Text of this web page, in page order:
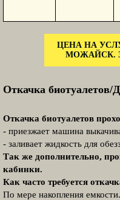
ЦЕНА НА
МОЖАЙСК.
Откачка биотуалетов/
Откачка биотуалетов
- приезжает машина
- заливает жидкость для
Так же дополнительно,
кабинки.
Как часто требуется
По мере накопления